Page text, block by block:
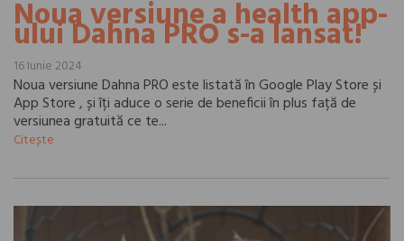
Noua versiune a health app-
ului Dahna PRO s-a lansat!
16 Iunie 2024
Noua versiune Dahna PRO este listată în Google Play Store și
App Store , și îți aduce o serie de beneficii în plus față de
versiunea gratuită ce te...
Citește